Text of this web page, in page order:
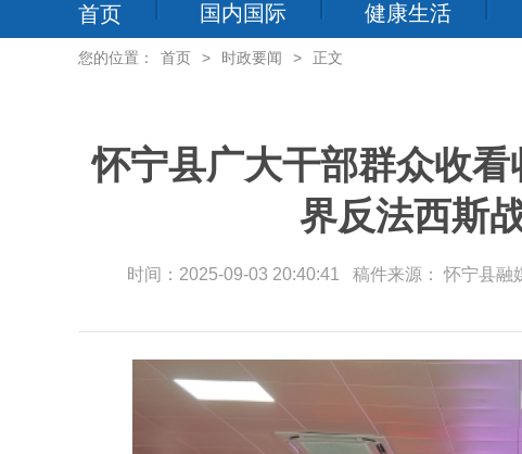
首页
国内国际
健康生活
您的位置： 首页 > 时政要闻 > 正文
怀宁县广大干部群众收
界反法西斯
时间：2025-09-03 20:40:41 稿件来源： 怀宁县